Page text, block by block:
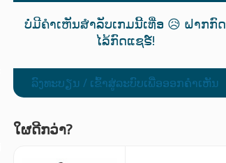
ບໍ່ມີຄຳເຫັນສຳລັບເກມນີ້ເທື່ອ 😥 ຝາກກົດ
ໄລ້ກົດແຊຣ໌!
ລົງທະບຽນ / ເຂົ້າສູ່ລະບົບເພື່ອອອກຄໍາເຫັນ
ໃຜດີກວ່າ?